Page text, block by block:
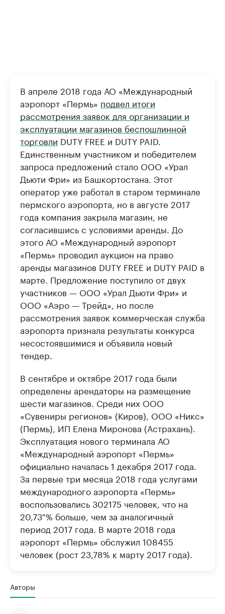
В апреле 2018 года АО «Международный
аэропорт «Пермь» подвел итоги
рассмотрения заявок для организации и
эксплуатации магазинов беспошлинной
торговли DUTY FREE и DUTY PAID.
Единственным участником и победителем
запроса предложений стало ООО «Урал
Дьюти Фри» из Башкортостана. Этот
оператор уже работал в старом терминале
пермского аэропорта, но в августе 2017
года компания закрыла магазин, не
согласившись с условиями аренды. До
этого АО «Международный аэропорт
«Пермь» проводил аукцион на право
аренды магазинов DUTY FREE и DUTY PAID в
марте. Предложение поступило от двух
участников — ООО «Урал Дьюти Фри» и
ООО «Аэро — Трейд», но после
рассмотрения заявок коммерческая служба
аэропорта признала результаты конкурса
несостоявшимися и объявила новый
тендер.
В сентябре и октябре 2017 года были
определены арендаторы на размещение
шести магазинов. Среди них ООО
«Сувениры регионов» (Киров), ООО «Никс»
(Пермь), ИП Елена Миронова (Астрахань).
Эксплуатация нового терминала АО
«Международный аэропорт «Пермь»
официально началась 1 декабря 2017 года.
За первые три месяца 2018 года услугами
международного аэропорта «Пермь»
воспользовались 302175 человек, что на
20,73 % больше, чем за аналогичный
период 2017 года. В марте 2018 года
аэропорт «Пермь» обслужил 108455
человек (рост 23,78% к марту 2017 года).
Авторы